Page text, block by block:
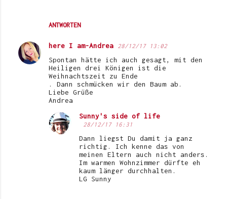
ANTWORTEN
here I am-Andrea 28/12/17 13:02
Spontan hätte ich auch gesagt, mit den
Heiligen drei Königen ist die
Weihnachtszeit zu Ende
. Dann schmücken wir den Baum ab.
Liebe Grüße
Andrea
Sunny's side of life
28/12/17 16:31
Dann liegst Du damit ja ganz
richtig. Ich kenne das von
meinen Eltern auch nicht anders.
Im warmen Wohnzimmer dürfte eh
kaum länger durchhalten.
LG Sunny